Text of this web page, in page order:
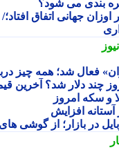
می شود؟
جهانی اتفاق افتاد؛/
شد؛ همه چیز
دلار شد؟ آخرین قیمت
امروز
افزایش
بازار؛ از گوشی های